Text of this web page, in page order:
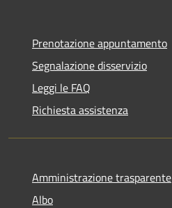
Prenotazione appuntamento
Segnalazione disservizio
Leggi le FAQ
Richiesta assistenza
Amministrazione trasparente
Albo